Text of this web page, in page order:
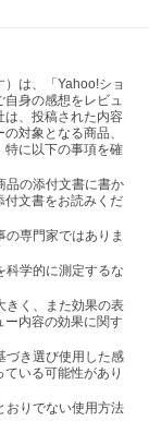
）は、「Yahoo!ショ
自身の感想をレビュ
は、投稿された内容
対象となる商品、
特に以下の事項を確
品の添付文書に書か
付文書をお読みくだ
専門家ではありま
科学的に測定するな
きく、また効果の表
ー内容の効果に関す
づき選び使用した感
いる可能性があり
おりでない使用方法